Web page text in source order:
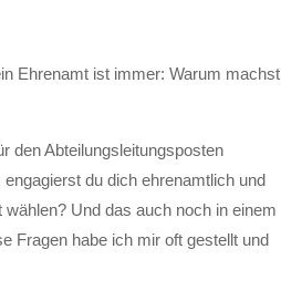
Ehrenamt ist immer: Warum machst
den Abteilungsleitungsposten
du dich ehrenamtlich und
Und das auch noch in einem
Fragen habe ich mir oft gestellt und